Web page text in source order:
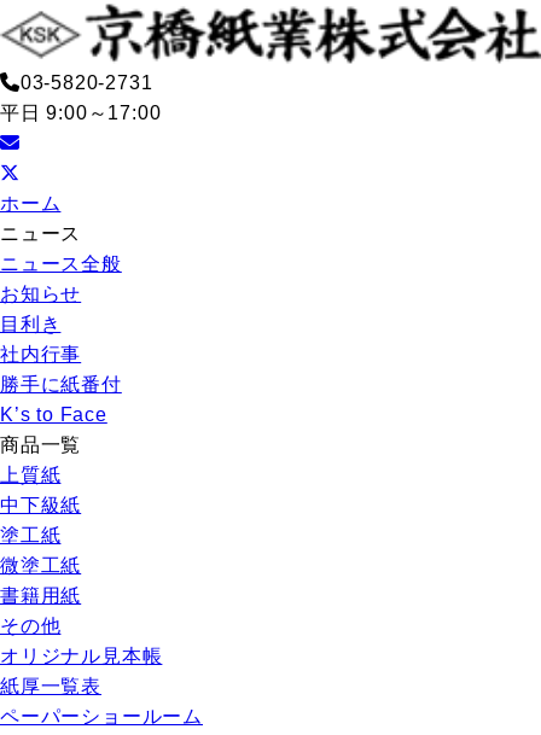
03-5820-2731
平日 9:00～17:00
ホーム
ニュース
ニュース全般
お知らせ
目利き
社内行事
勝手に紙番付
K’s to Face
商品一覧
上質紙
中下級紙
塗工紙
微塗工紙
書籍用紙
その他
オリジナル見本帳
紙厚一覧表
ペーパーショールーム